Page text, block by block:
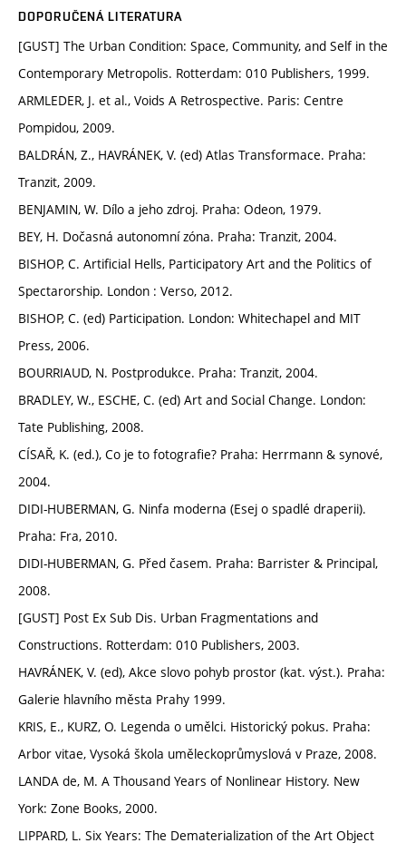
DOPORUČENÁ LITERATURA
[GUST] The Urban Condition: Space, Community, and Self in the
Contemporary Metropolis. Rotterdam: 010 Publishers, 1999.
ARMLEDER, J. et al., Voids A Retrospective. Paris: Centre
Pompidou, 2009.
BALDRÁN, Z., HAVRÁNEK, V. (ed) Atlas Transformace. Praha:
Tranzit, 2009.
BENJAMIN, W. Dílo a jeho zdroj. Praha: Odeon, 1979.
BEY, H. Dočasná autonomní zóna. Praha: Tranzit, 2004.
BISHOP, C. Artificial Hells, Participatory Art and the Politics of
Spectarorship. London : Verso, 2012.
BISHOP, C. (ed) Participation. London: Whitechapel and MIT
Press, 2006.
BOURRIAUD, N. Postprodukce. Praha: Tranzit, 2004.
BRADLEY, W., ESCHE, C. (ed) Art and Social Change. London:
Tate Publishing, 2008.
CÍSAŘ, K. (ed.), Co je to fotografie? Praha: Herrmann & synové,
2004.
DIDI-HUBERMAN, G. Ninfa moderna (Esej o spadlé draperii).
Praha: Fra, 2010.
DIDI-HUBERMAN, G. Před časem. Praha: Barrister & Principal,
2008.
[GUST] Post Ex Sub Dis. Urban Fragmentations and
Constructions. Rotterdam: 010 Publishers, 2003.
HAVRÁNEK, V. (ed), Akce slovo pohyb prostor (kat. výst.). Praha:
Galerie hlavního města Prahy 1999.
KRIS, E., KURZ, O. Legenda o umělci. Historický pokus. Praha:
Arbor vitae, Vysoká škola uměleckoprůmyslová v Praze, 2008.
LANDA de, M. A Thousand Years of Nonlinear History. New
York: Zone Books, 2000.
LIPPARD, L. Six Years: The Dematerialization of the Art Object